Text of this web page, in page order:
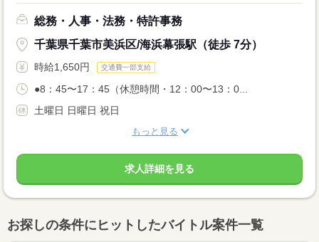
総務・人事・法務・特許事務
千葉県千葉市美浜区/海浜幕張駅（徒歩 7分）
時給1,650円 交通費一部支給
●8：45〜17：45（休憩時間・12：00〜13：0...
土曜日 日曜日 祝日
もっと見る
求人詳細を見る
お探しの条件にヒットしたバイトル案件一覧